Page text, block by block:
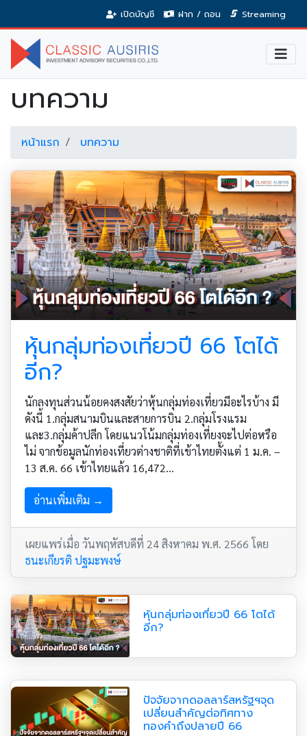
เปิดบัญชี ฝาก / ถอน Streaming
บทความ
หน้าแรก บทความ
หุ้นกลุ่มท่องเที่ยวปี 66 โตได้
อีก?
นักลงทุนส่วนน้อยคงสงสัยว่าหุ้นกลุ่มท่องเที่ยวมีอะไรบ้าง มี
ดังนี้ 1.กลุ่มสนามบินและสายการบิน 2.กลุ่มโรงแรม
และ3.กลุ่มค้าปลีก โดยแนวโน้มกลุ่มท่องเที่ยงจะไปต่อหรือ
ไม่ จากข้อมูลนักท่องเที่ยวต่างชาติที่เข้าไทยตั้งแต่ 1 ม.ค. –
13 ส.ค. 66 เข้าไทยแล้ว 16,472...
อ่านเพิ่มเติม →
เผยแพร่เมื่อ วันพฤหัสบดีที่ 24 สิงหาคม พ.ศ. 2566 โดย
ธนะเกียรติ ปฐมะพงษ์
หุ้นกลุ่มท่องเที่ยวปี 66 โตได้
อีก?
ปัจจัยจากดอลลาร์สหรัฐฯจุด
เปลี่ยนสำคัญต่อทิศทาง
ทองคำถึงปลายปี 66